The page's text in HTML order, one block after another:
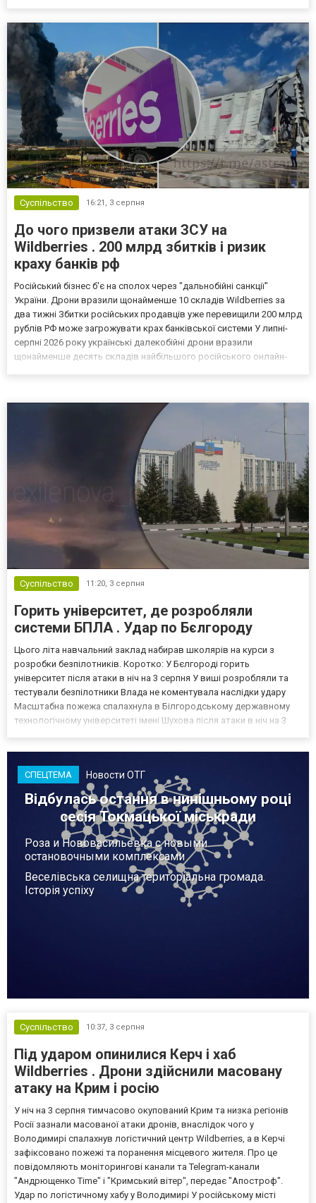
Суспільство 16:21, 3 серпня
До чого призвели атаки ЗСУ на
Wildberries . 200 млрд збитків і ризик
краху банків рф
Російський бізнес б'є на сполох через "дальнобійні санкції"
України. Дрони вразили щонайменше 10 складів Wildberries за
два тижні Збитки російських продавців уже перевищили 200 млрд
рублів РФ може загрожувати крах банківської системи У липні-
серпні 2026 року українські далекобійні дрони вразили
щонайменше десять складів найбільшого російського онлайн-
Суспільство 11:20, 3 серпня
Горить університет, де розробляли
системи БПЛА . Удар по Бєлгороду
Цього літа навчальний заклад набирав школярів на курси з
розробки безпілотників. Коротко: У Бєлгороді горить
університет після атаки в ніч на 3 серпня У виші розробляли та
тестували безпілотники Влада не коментувала наслідки удару
Масштабна пожежа спалахнула в Білгородському державному
технологічному університеті імені Шухова після атаки в ніч на 3
СПЕЦТЕМА Новости ОТГ
Відбулась остання в нинішньому році
сесія Токмацької міськради
Роза и Нововасильевка с новыми
остановочными комплексами
Веселівська селищна територіальна громада.
Історія успіху
Суспільство 10:37, 3 серпня
Під ударом опинилися Керч і хаб
Wildberries . Дрони здійснили масовану
атаку на Крим і росію
У ніч на 3 серпня тимчасово окупований Крим та низка регіонів
Росії зазнали масованої атаки дронів, внаслідок чого у
Володимирі спалахнув логістичний центр Wildberries, а в Керчі
зафіксовано пожежі та поранення місцевого жителя. Про це
повідомляють моніторингові канали та Telegram-канали
"Андрющенко Time" і "Кримський вітер", передає "Апостроф".
Удар по логістичному хабу у Володимирі У російському місті